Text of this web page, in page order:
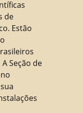
de
Estão
A Seção de